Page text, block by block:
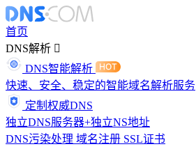
首页
DNS解析
DNS智能解析
快速、安全、稳定的智能域名解析服务
定制权威DNS
独立DNS服务器+独立NS地址
DNS污染处理 域名注册 SSL证书